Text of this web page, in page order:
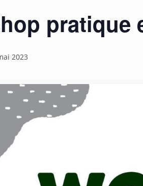
pratique
2023